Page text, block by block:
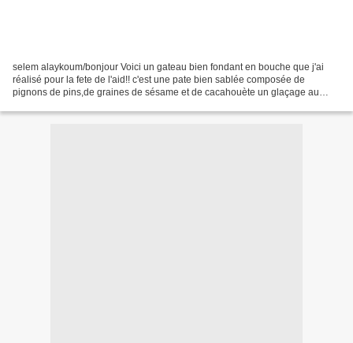
selem alaykoum/bonjour Voici un gateau bien fondant en bouche que j'ai
réalisé pour la fete de l'aid!! c'est une pate bien sablée composée de
pignons de pins,de graines de sésame et de cacahouète un glaçage au